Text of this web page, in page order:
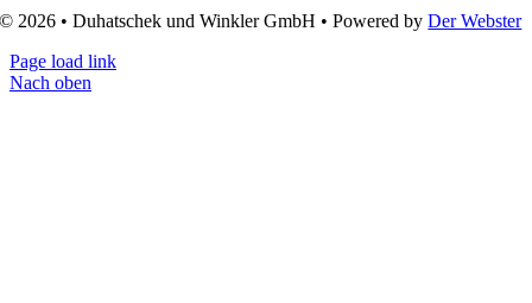
© 2026 • Duhatschek und Winkler GmbH • Powered byDer Webster
Page load link
Nach oben